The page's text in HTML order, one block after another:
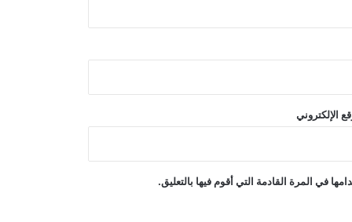
هرمز سيُفتح قريبًا
خان الحق في لقاء عائلته ومحاميه وتلقي
من مخزونها من الصواريخ بعيدة المدى
في الحرب مع إيران
الإلكتروني
في المرة القادمة التي أقوم فيها بالتعليق.